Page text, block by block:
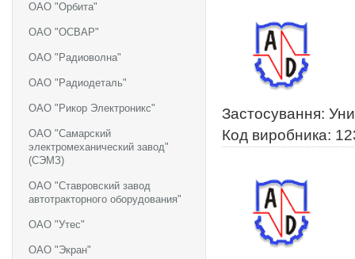
ОАО "Орбита"
ОАО "ОСВАР"
ОАО "Радиоволна"
ОАО "Радиодеталь"
ОАО "Рикор Электроникс"
ОАО "Самарский
электромеханический завод"
(СЭМЗ)
ОАО "Ставровский завод
автотракторного оборудования"
ОАО "Утес"
ОАО "Экран"
Застосування:
Код виробника: